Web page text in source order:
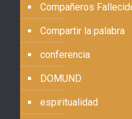
Compañeros
Compartir la palabra
conferencia
DOMUND
espiritualidad